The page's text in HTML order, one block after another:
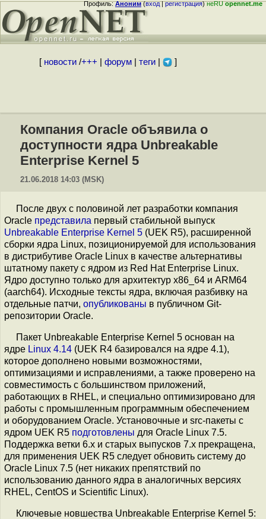
Профиль:Аноним(вход|регистрация)неRUopennet.me
[ новости/+++ форум| теги| ]
Компания Oracle объявила о
доступности ядра Unbreakable
Enterprise Kernel 5
21.06.2018 14:03 (MSK)
После двух с половиной лет разработки компания
Oracle представила первый стабильной выпуск
Unbreakable Enterprise Kernel 5 (UEK R5), расширенной
сборки ядра Linux, позиционируемой для использования
в дистрибутиве Oracle Linux в качестве альтернативы
штатному пакету с ядром из Red Hat Enterprise Linux.
Ядро доступно только для архитектур x86_64 и ARM64
(aarch64). Исходные тексты ядра, включая разбивку на
отдельные патчи, опубликованы в публичном Git-
репозитории Oracle.
Пакет Unbreakable Enterprise Kernel 5 основан на
ядре Linux 4.14 (UEK R4 базировался на ядре 4.1),
которое дополнено новыми возможностями,
оптимизациями и исправлениями, а также проверено на
совместимость с большинством приложений,
работающих в RHEL, и специально оптимизировано для
работы с промышленным программным обеспечением
и оборудованием Oracle. Установочные и src-пакеты с
ядром UEK R5 подготовлены для Oracle Linux 7.5.
Поддержка ветки 6.x и старых выпусков 7.x прекращена,
для применения UEK R5 следует обновить систему до
Oracle Linux 7.5 (нет никаких препятствий по
использованию данного ядра в аналогичных версиях
RHEL, CentOS и Scientific Linux).
Ключевые новшества Unbreakable Enterprise Kernel 5: